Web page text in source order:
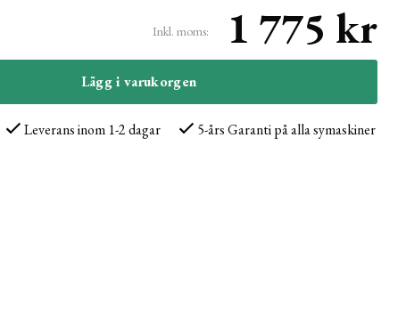
Inkl. moms: 1 775 kr
Lägg i varukorgen
Leverans inom 1-2 dagar 5-års Garanti på alla symaskiner